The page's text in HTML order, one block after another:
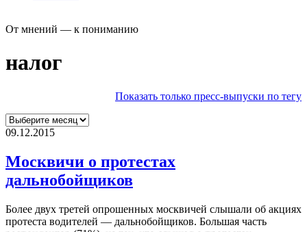
От мнений — к пониманию
налог
Показать только пресс-выпуски по тегу
09.12.2015
Москвичи о протестах
дальнобойщиков
Более двух третей опрошенных москвичей слышали об акциях
протеста водителей — дальнобойщиков. Большая часть